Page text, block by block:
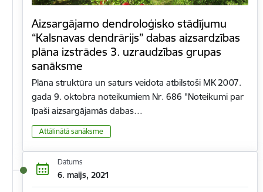
Aizsargājamo dendroloģisko stādījumu
“Kalsnavas dendrārijs” dabas aizsardzības
plāna izstrādes 3. uzraudzības grupas
sanāksme
Plāna struktūra un saturs veidota atbilstoši MK 2007.
gada 9. oktobra noteikumiem Nr. 686 "Noteikumi par
īpaši aizsargājamās dabas…
Attālinātā sanāksme
Datums
6. maijs, 2021